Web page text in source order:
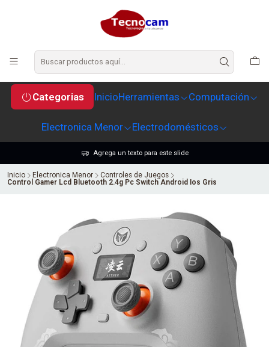
Categorias InicioHerramientas Computación
Electronica Menor Electrodomésticos
Agrega un texto para este slide
Inicio Electronica Menor
Controles de Juegos
Control Gamer Lcd Bluetooth 2.4g Pc Switch Android Ios Gris